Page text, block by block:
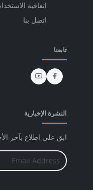
اتفاقية
اتصل بنا
تابعنا
النشرة الإخبارية
ابق على اطلاع بآخر